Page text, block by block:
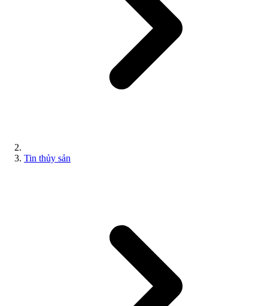
Tin thủy sản